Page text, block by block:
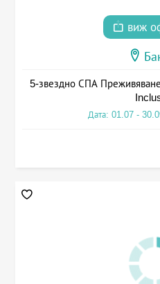
виж
5-звездно СПА
Дата: 01.07 -